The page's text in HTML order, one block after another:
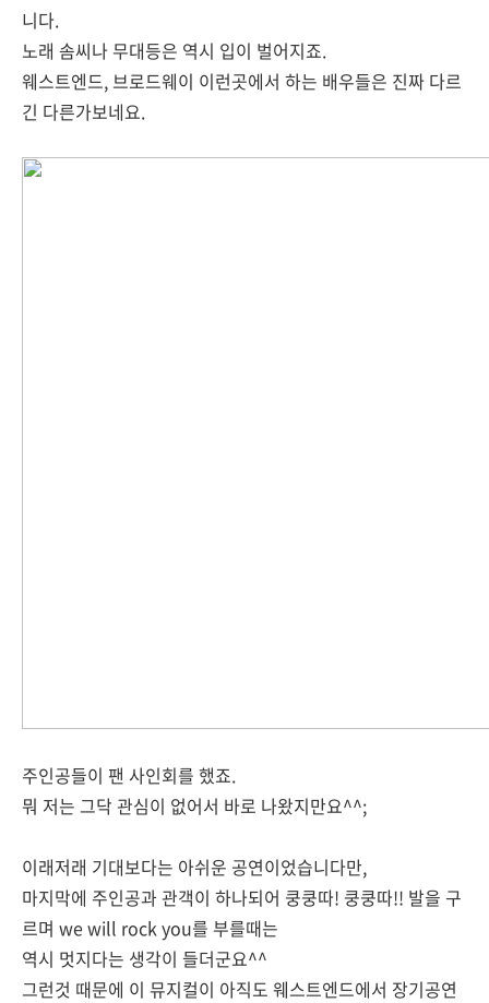
니다.
노래 솜씨나 무대등은 역시 입이 벌어지죠.
웨스트엔드, 브로드웨이 이런곳에서 하는 배우들은 진짜 다르
긴 다른가보네요.
주인공들이 팬 사인회를 했죠.
뭐 저는 그닥 관심이 없어서 바로 나왔지만요^^;
이래저래 기대보다는 아쉬운 공연이었습니다만,
마지막에 주인공과 관객이 하나되어 쿵쿵따! 쿵쿵따!! 발을 구
르며 we will rock you를 부를때는
역시 멋지다는 생각이 들더군요^^
그런것 때문에 이 뮤지컬이 아직도 웨스트엔드에서 장기공연